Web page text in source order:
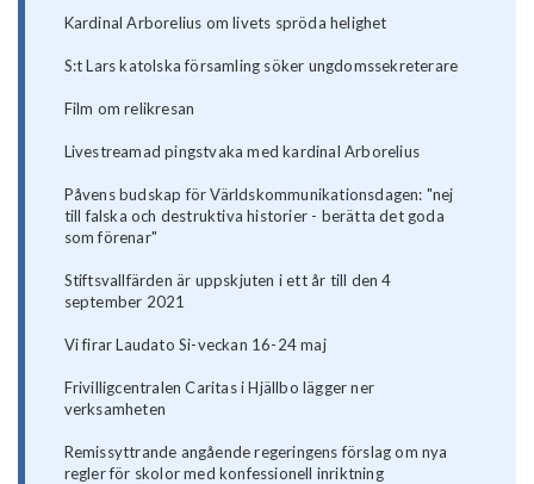
Kardinal Arborelius om livets spröda helighet
S:t Lars katolska församling söker ungdomssekreterare
Film om relikresan
Livestreamad pingstvaka med kardinal Arborelius
Påvens budskap för Världskommunikationsdagen: "nej
till falska och destruktiva historier - berätta det goda
som förenar"
Stiftsvallfärden är uppskjuten i ett år till den 4
september 2021
Vi firar Laudato Si-veckan 16-24 maj
Frivilligcentralen Caritas i Hjällbo lägger ner
verksamheten
Remissyttrande angående regeringens förslag om nya
regler för skolor med konfessionell inriktning